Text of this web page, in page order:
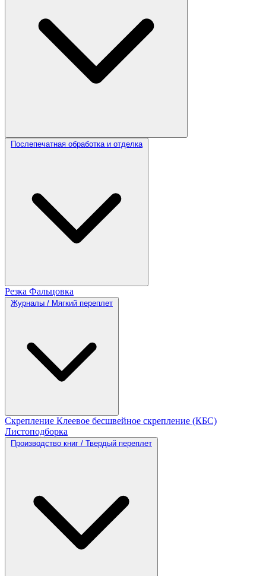
Послепечатная обработка и отделка
Резка Фальцовка
Журналы / Мягкий переплет
Скрепление Клеевое бесшвейное скрепление (КБС)
Листоподборка
Производство книг / Твердый переплет